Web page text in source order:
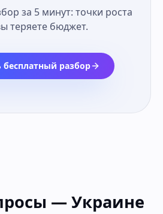
за 5 минут: точки роста
теряете бюджет.
бесплатный разбор
— Украине